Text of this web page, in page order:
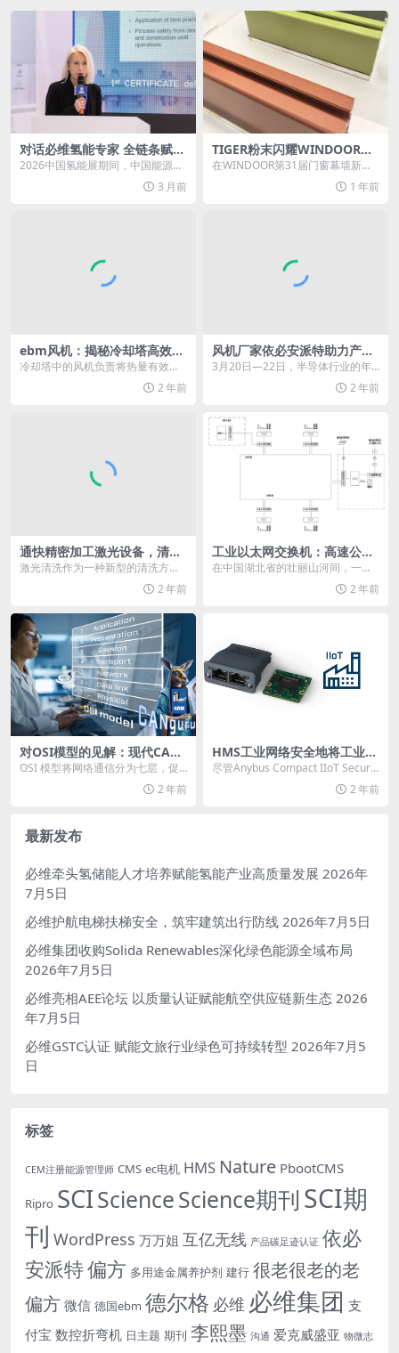
对话必维氢能专家 全链条赋能
中企破局氢能出海
2026中国氢能展期间，中国能源网
与必维全球氢能业务总监Laurence
3 月前
TIGER粉末闪耀WINDOOR博
览会，揭秘2025铝材色彩美学
在WINDOOR第31届门窗幕墙新产
品博览会的聚光灯下，TIGER粉末
1 年前
ebm风机：揭秘冷却塔高效运
行的幕后英雄
冷却塔中的风机负责将热量有效地
驱散到外部环境中，适用于过程、
2 年前
风机厂家依必安派特助力产业
“芯”未来
3月20日—22日，半导体行业的年
度盛会—SEMICON China 2024
2 年前
通快精密加工激光设备，清洗
问题一网打尽
激光清洗作为一种新型的清洗方
式，相较于传统的喷砂、机械打
磨、化学清洗、干冰清洗和... 2 年前
工业以太网交换机：高速公路
监测与管理应用
在中国湖北省的壮丽山河间，一条
全长173公里的宜巴高速公路宛如
2 年前
对OSI模型的见解：现代CAN
网络的结构
OSI 模型将网络通信分为七层，促
进了互操作性和开发。它是高效网
2 年前
HMS工业网络安全地将工业设
备连接至物联网软件
尽管Anybus Compact IIoT Secure
依然通过工业以太网协议，...
2 年前
最新发布
必维牵头氢储能人才培养赋能氢能产业高质量发展 2026年
7月5日
必维护航电梯扶梯安全，筑牢建筑出行防线 2026年7月5日
必维集团收购Solida Renewables深化绿色能源全域布局
2026年7月5日
必维亮相AEE论坛 以质量认证赋能航空供应链新生态 2026
年7月5日
必维GSTC认证 赋能文旅行业绿色可持续转型 2026年7月5
日
标签
CEM注册能源管理师 CMS ec电机 HMS Nature PbootCMS
Ripro SCIScienceScience期刊 SCI期
刊 WordPress 万万姐 互亿无线 产品碳足迹认证 依必
安派特偏方 多用途金属养护剂 建行 很老很老的老
偏方 微信 德国ebm 德尔格 必维 必维集团 支
付宝 数控折弯机 日主题 期刊 李熙墨 沟通 爱克威盛亚 物微志